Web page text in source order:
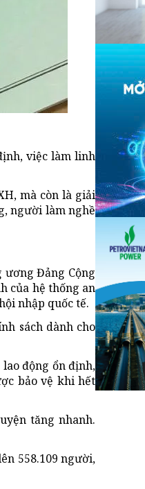
việc làm linh
mà còn là giải
người làm nghề
ương Đảng Cộng
của hệ thống an
nhập quốc tế.
sách dành cho
động ổn định,
bảo vệ khi hết
tăng nhanh.
558.109 người,